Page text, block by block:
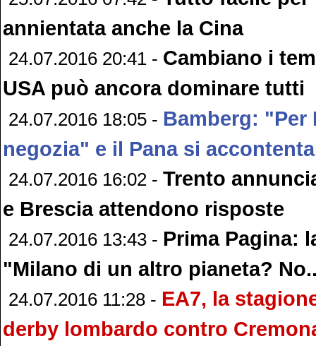
annientata anche la Cina
24.07.2016 20:41 - Cambiano i
USA può ancora dominare tutti
24.07.2016 18:05 - Bamberg: "Per
negozia" e il Pana si
24.07.2016 16:02 - Trento
e Brescia attendono risposte
24.07.2016 13:43 - Prima Pagina:
"Milano di un altro pianeta?
24.07.2016 11:28 - EA7, la
derby lombardo contro